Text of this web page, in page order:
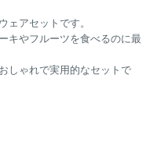
ェアセットです。
キやフルーツを食べるのに最
しゃれで実用的なセットで